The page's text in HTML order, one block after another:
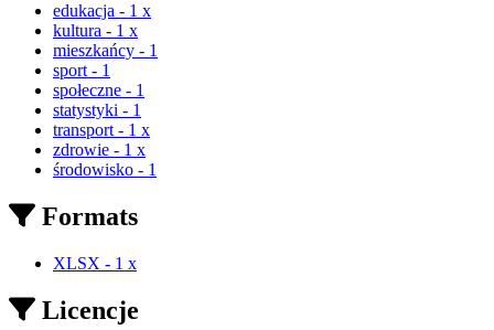
edukacja - 1 x
kultura - 1 x
mieszkańcy - 1
sport - 1
społeczne - 1
statystyki - 1
transport - 1 x
zdrowie - 1 x
środowisko - 1
Formats
XLSX - 1 x
Licencje